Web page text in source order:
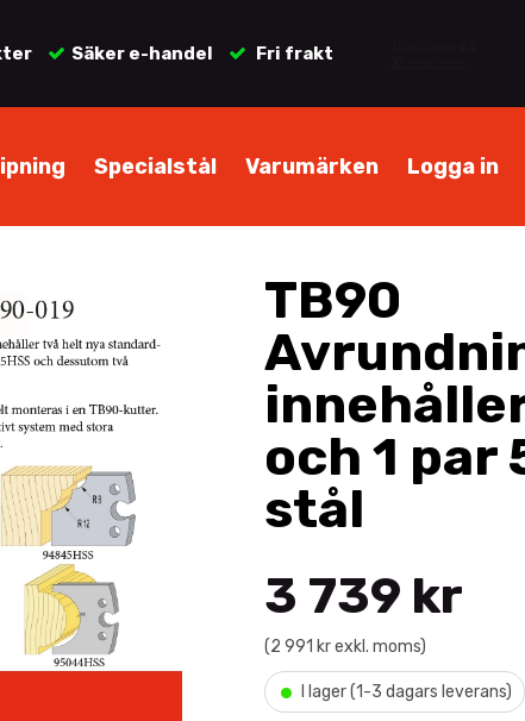
Säker e-handel Fri frakt
Specialstål Varumärken Logga in
TB90
och 1 par
stål
3 739 kr
(2 991 kr exkl. moms)
• I lager (1-3 dagars leverans)